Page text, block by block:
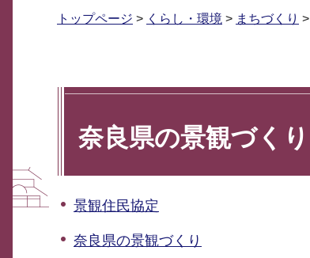
トップページ > くらし・環境 > まちづくり >
奈良県の景観づくり
景観住民協定
奈良県の景観づくり